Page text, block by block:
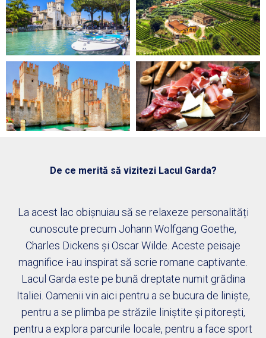
De ce merită să vizitezi Lacul Garda?
La acest lac obișnuiau să se relaxeze personalități
cunoscute precum Johann Wolfgang Goethe,
Charles Dickens și Oscar Wilde. Aceste peisaje
magnifice i-au inspirat să scrie romane captivante.
Lacul Garda este pe bună dreptate numit grădina
Italiei. Oamenii vin aici pentru a se bucura de liniște,
pentru a se plimba pe străzile liniștite și pitorești,
pentru a explora parcurile locale, pentru a face sport